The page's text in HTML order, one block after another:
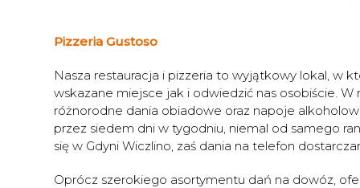
Pizzeria Gustoso
Nasza restauracja i pizzeria to wyjątkowy lokal, w
wskazane miejsce jak i odwiedzić nas osobiście.
różnorodne dania obiadowe oraz napoje
przez siedem dni w tygodniu, niemal od samego
się w Gdyni Wiczlino, zaś dania na telefon
Oprócz szerokiego asortymentu dań na dowóz,